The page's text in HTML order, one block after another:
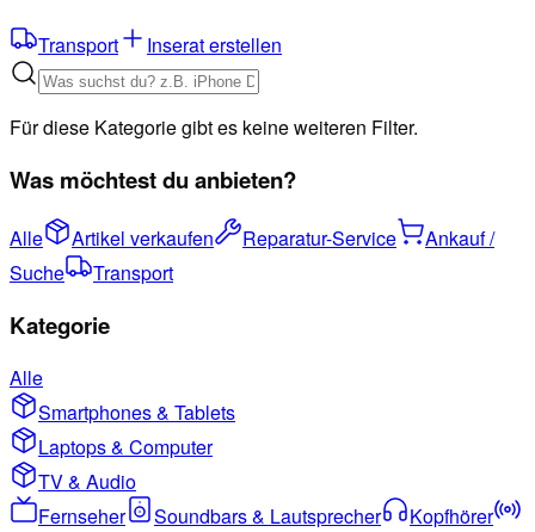
Transport Inserat erstellen
Für diese Kategorie gibt es keine weiteren Filter.
Was möchtest du anbieten?
Alle Artikel verkaufen Reparatur-Service
Ankauf /
Suche
Transport
Kategorie
Alle
Smartphones & Tablets
Laptops & Computer
TV & Audio
Fernseher
Soundbars & Lautsprecher
Kopfhörer